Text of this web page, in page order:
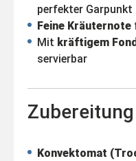
perfekter Garpunkt
Feine Kräuternote
Mit kräftigem Fond
servierbar
Zubereitung
Konvektomat